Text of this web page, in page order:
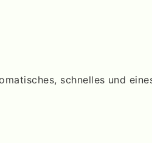
schnelles und